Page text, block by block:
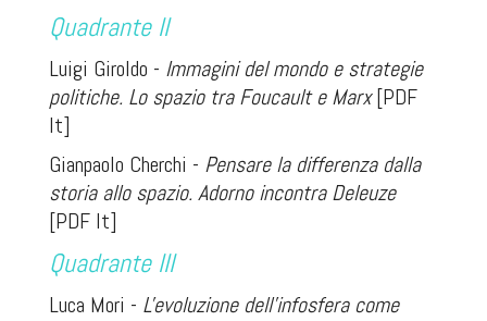
Quadrante II
Luigi Giroldo - Immagini del mondo e strategie
politiche. Lo spazio tra Foucault e Marx[PDF
It]
Gianpaolo Cherchi - Pensare la differenza dalla
storia allo spazio. Adorno incontra Deleuze
[PDF It]
Quadrante III
Luca Mori - L'evoluzione dell'infosfera come